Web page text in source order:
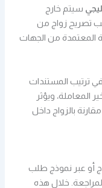
سيتم خارج
تصريح زواج من
المعتمدة من الجهات
ترتيب المستندات
المعاملة، ويؤثر
بالزواج داخل
أو عبر نموذج طلب
خلال هذه